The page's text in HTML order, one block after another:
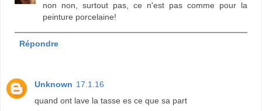
non non, surtout pas, ce n'est pas comme pour la
peinture porcelaine!
Répondre
Unknown 17.1.16
quand ont lave la tasse es ce que sa part